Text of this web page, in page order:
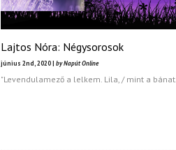
Lajtos Nóra: Négysorosok
június 2nd, 2020 | by Napút Online
"Levendulamező a lelkem. Lila, / mint a